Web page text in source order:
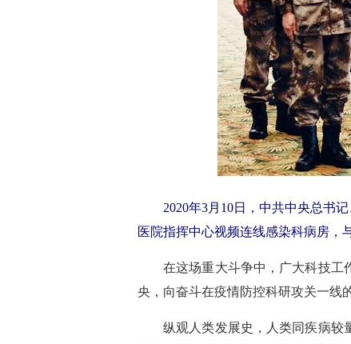
2020年3月10日，中共中央总书
医院指挥中心视频连线感染科病房，
在这场重大斗争中，广大科技工
央，向奋斗在疫情防控科研攻关一线
纵观人类发展史，人类同疾病较